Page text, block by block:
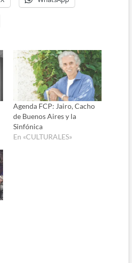
Agenda FCP: Jairo, Cacho
de Buenos Aires y la
Sinfónica
En «CULTURALES»